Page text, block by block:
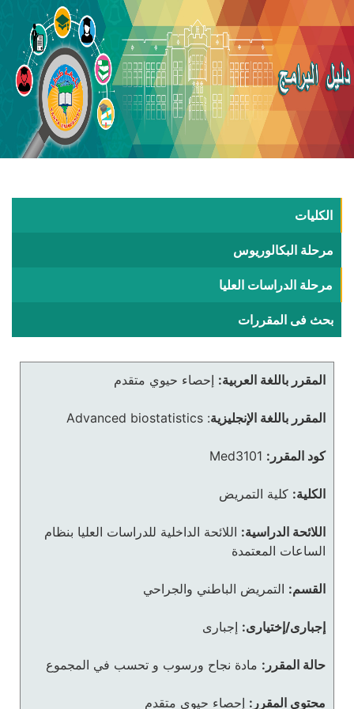
الكليات
مرحلة البكالوريوس
مرحلة الدراسات العليا
بحث فى المقررات
المقرر باللغة العربية: إحصاء حيوي متقدم
المقرر باللغة الإنجليزية:
Advanced biostatistics
كود المقرر: Med3101
الكلية: كلية التمريض
اللائحة الدراسية: اللائحة الداخلية للدراسات العليا بنظام
الساعات المعتمدة
القسم: التمريض الباطني والجراحي
إجبارى/إختيارى: إجبارى
حالة المقرر: مادة نجاح ورسوب و تحسب في المجموع
محتوى المقرر: إحصاء حيوي متقدم